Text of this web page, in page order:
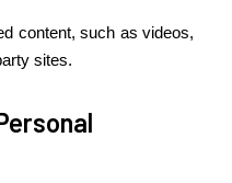
content, such as videos,
sites.